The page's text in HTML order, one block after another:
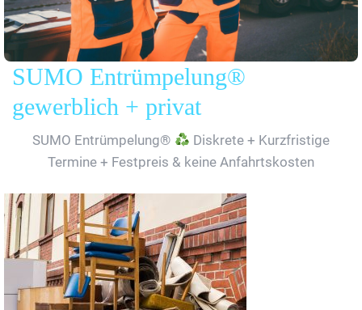
SUMO Entrümpelung®
gewerblich + privat
SUMO Entrümpelung®
Diskrete + Kurzfristige
Termine + Festpreis & keine Anfahrtskosten